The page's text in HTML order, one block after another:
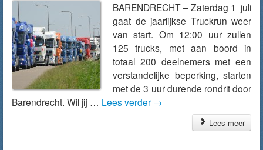
BARENDRECHT – Zaterdag 1 juli
gaat de jaarlijkse Truckrun weer
van start. Om 12:00 uur zullen
125 trucks, met aan boord in
totaal 200 deelnemers met een
verstandelijke beperking, starten
met de 3 uur durende rondrit door
Barendrecht. Wil jij … Lees verder →
Lees meer